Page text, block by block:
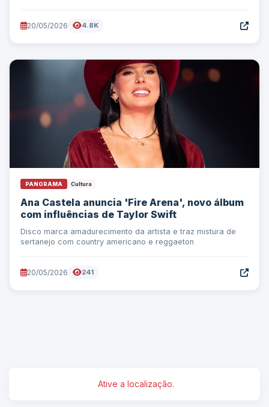
20/05/2026 4.8K
PANORAMA Cultura
Ana Castela anuncia 'Fire Arena', novo álbum
com influências de Taylor Swift
Disco marca amadurecimento da artista e traz mistura de
sertanejo com country americano e reggaeton
20/05/2026 241
Ative a localização.